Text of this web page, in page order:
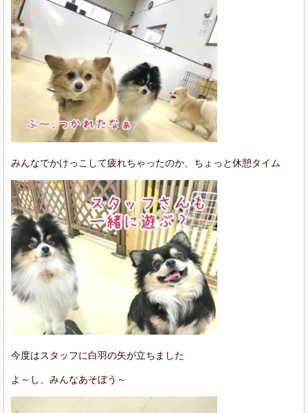
みんなでかけっこして疲れちゃったのか、ちょっと休憩タイム
今度はスタッフに白羽の矢が立ちました
よ～し、みんなあそぼう～